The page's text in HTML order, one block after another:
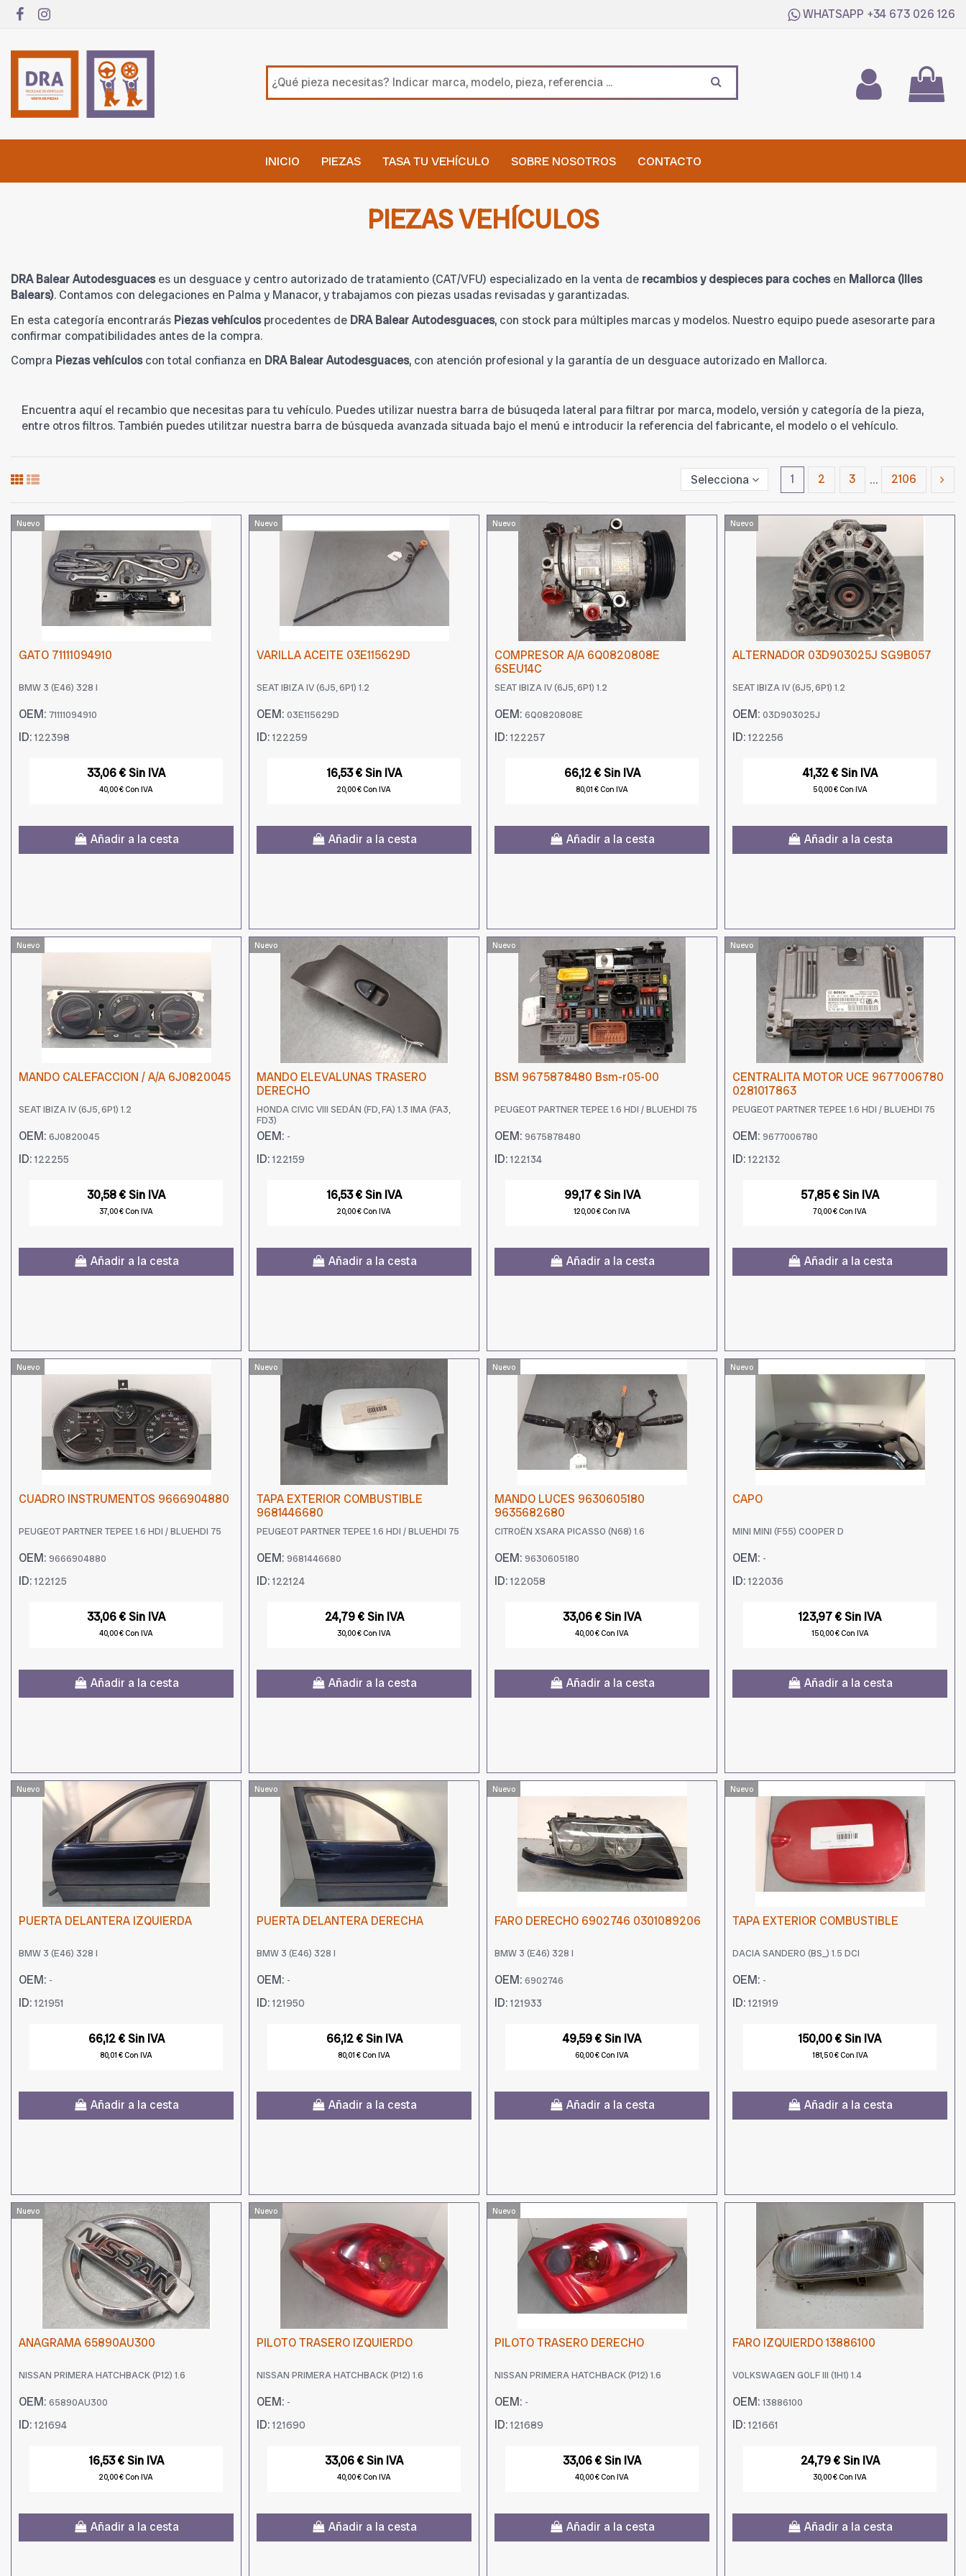
WHATSAPP +34 673 026 126
INICIO PIEZAS TASA TU VEHÍCULO SOBRE NOSOTROS CONTACTO
PIEZAS VEHÍCULOS
DRA Balear Autodesguaceses un desguace y centro autorizado de tratamiento (CAT/VFU) especializado en la venta de recambios y despieces para cochesen Mallorca (Illes
Balears). Contamos con delegaciones en Palma y Manacor, y trabajamos con piezas usadas revisadas y garantizadas.
En esta categoría encontrarás Piezas vehículosprocedentes de DRA Balear Autodesguaces, con stock para múltiples marcas y modelos. Nuestro equipo puede asesorarte para
confirmar compatibilidades antes de la compra.
Compra Piezas vehículoscon total confianza en DRA Balear Autodesguaces, con atención profesional y la garantía de un desguace autorizado en Mallorca.
Encuentra aquí el recambio que necesitas para tu vehículo. Puedes utilizar nuestra barra de búsuqeda lateral para filtrar por marca, modelo, versión y categoría de la pieza,
entre otros filtros. También puedes utilitzar nuestra barra de búsqueda avanzada situada bajo el menú e introducir la referencia del fabricante, el modelo o el vehículo.
Selecciona 1 2 3 … 2106
Nuevo
GATO 71111094910
BMW 3 (E46) 328 I
OEM: 71111094910
ID: 122398
33,06 € Sin IVA
40,00 € Con IVA
Añadir a la cesta
Nuevo
VARILLA ACEITE 03E115629D
SEAT IBIZA IV (6J5, 6P1) 1.2
OEM: 03E115629D
ID: 122259
16,53 € Sin IVA
20,00 € Con IVA
Añadir a la cesta
Nuevo
COMPRESOR A/A 6Q0820808E
6SEU14C
SEAT IBIZA IV (6J5, 6P1) 1.2
OEM: 6Q0820808E
ID: 122257
66,12 € Sin IVA
80,01 € Con IVA
Añadir a la cesta
Nuevo
ALTERNADOR 03D903025J SG9B057
SEAT IBIZA IV (6J5, 6P1) 1.2
OEM: 03D903025J
ID: 122256
41,32 € Sin IVA
50,00 € Con IVA
Añadir a la cesta
Nuevo
MANDO CALEFACCION / A/A 6J0820045
SEAT IBIZA IV (6J5, 6P1) 1.2
OEM: 6J0820045
ID: 122255
30,58 € Sin IVA
37,00 € Con IVA
Añadir a la cesta
Nuevo
MANDO ELEVALUNAS TRASERO
DERECHO
HONDA CIVIC VIII SEDÁN (FD, FA) 1.3 IMA (FA3,
FD3)
OEM: -
ID: 122159
16,53 € Sin IVA
20,00 € Con IVA
Añadir a la cesta
Nuevo
BSM 9675878480 Bsm-r05-00
PEUGEOT PARTNER TEPEE 1.6 HDI / BLUEHDI 75
OEM: 9675878480
ID: 122134
99,17 € Sin IVA
120,00 € Con IVA
Añadir a la cesta
Nuevo
CENTRALITA MOTOR UCE 9677006780
0281017863
PEUGEOT PARTNER TEPEE 1.6 HDI / BLUEHDI 75
OEM: 9677006780
ID: 122132
57,85 € Sin IVA
70,00 € Con IVA
Añadir a la cesta
Nuevo
CUADRO INSTRUMENTOS 9666904880
PEUGEOT PARTNER TEPEE 1.6 HDI / BLUEHDI 75
OEM: 9666904880
ID: 122125
33,06 € Sin IVA
40,00 € Con IVA
Añadir a la cesta
Nuevo
TAPA EXTERIOR COMBUSTIBLE
9681446680
PEUGEOT PARTNER TEPEE 1.6 HDI / BLUEHDI 75
OEM: 9681446680
ID: 122124
24,79 € Sin IVA
30,00 € Con IVA
Añadir a la cesta
Nuevo
MANDO LUCES 9630605180
9635682680
CITROËN XSARA PICASSO (N68) 1.6
OEM: 9630605180
ID: 122058
33,06 € Sin IVA
40,00 € Con IVA
Añadir a la cesta
Nuevo
CAPO
MINI MINI (F55) COOPER D
OEM: -
ID: 122036
123,97 € Sin IVA
150,00 € Con IVA
Añadir a la cesta
Nuevo
PUERTA DELANTERA IZQUIERDA
BMW 3 (E46) 328 I
OEM: -
ID: 121951
66,12 € Sin IVA
80,01 € Con IVA
Añadir a la cesta
Nuevo
PUERTA DELANTERA DERECHA
BMW 3 (E46) 328 I
OEM: -
ID: 121950
66,12 € Sin IVA
80,01 € Con IVA
Añadir a la cesta
Nuevo
FARO DERECHO 6902746 0301089206
BMW 3 (E46) 328 I
OEM: 6902746
ID: 121933
49,59 € Sin IVA
60,00 € Con IVA
Añadir a la cesta
Nuevo
TAPA EXTERIOR COMBUSTIBLE
DACIA SANDERO (BS_) 1.5 DCI
OEM: -
ID: 121919
150,00 € Sin IVA
181,50 € Con IVA
Añadir a la cesta
Nuevo
ANAGRAMA 65890AU300
NISSAN PRIMERA HATCHBACK (P12) 1.6
OEM: 65890AU300
ID: 121694
16,53 € Sin IVA
20,00 € Con IVA
Añadir a la cesta
Nuevo
PILOTO TRASERO IZQUIERDO
NISSAN PRIMERA HATCHBACK (P12) 1.6
OEM: -
ID: 121690
33,06 € Sin IVA
40,00 € Con IVA
Añadir a la cesta
Nuevo
PILOTO TRASERO DERECHO
NISSAN PRIMERA HATCHBACK (P12) 1.6
OEM: -
ID: 121689
33,06 € Sin IVA
40,00 € Con IVA
Añadir a la cesta
FARO IZQUIERDO 13886100
VOLKSWAGEN GOLF III (1H1) 1.4
OEM: 13886100
ID: 121661
24,79 € Sin IVA
30,00 € Con IVA
Añadir a la cesta